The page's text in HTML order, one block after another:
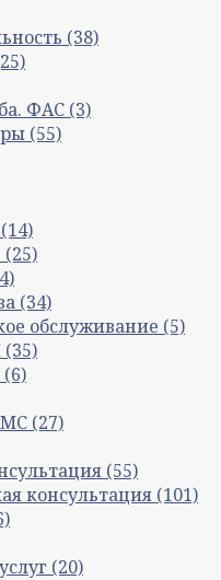
(38)
ФАС (3)
(55)
(14)
(25)
(34)
обслуживание (5)
(35)
(6)
(27)
(55)
консультация (101)
(20)